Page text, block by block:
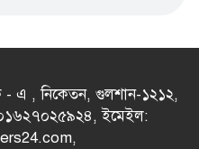
এ , নিকেতন, গুলশান-১২১২,
ইমেইল: